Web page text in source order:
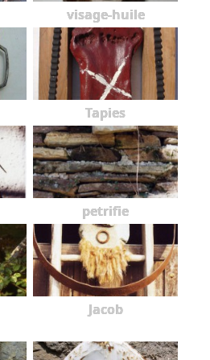
visage-huile
Tapies
petrifie
Jacob